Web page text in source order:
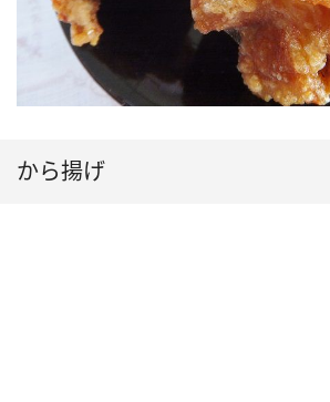
から揚げ